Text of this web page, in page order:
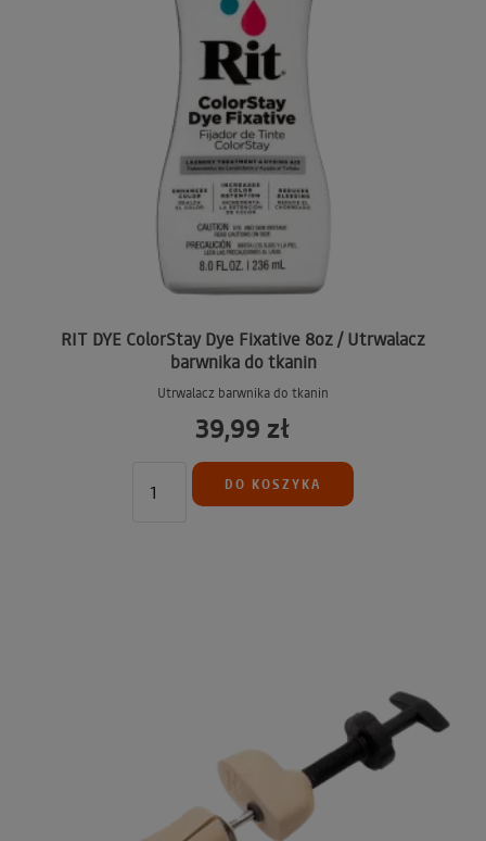
RIT DYE ColorStay Dye Fixative 8oz / Utrwalacz
barwnika do tkanin
Utrwalacz barwnika do tkanin
39,99 zł
DO KOSZYKA